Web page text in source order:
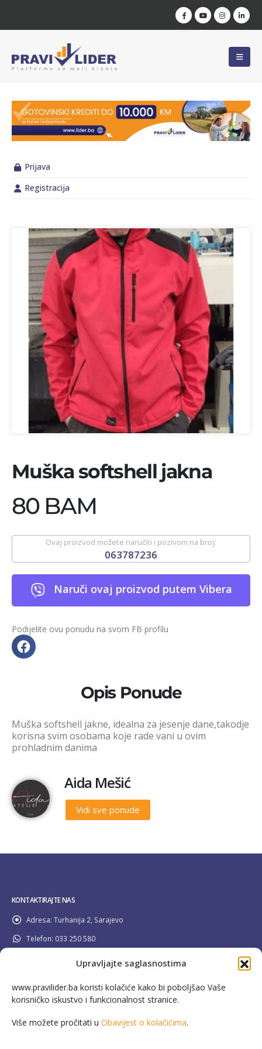
Upravljajte saglasnostima
www.pravilider.ba koristi kolačiće kako bi poboljšao Vaše
korisničko iskustvo i funkcionalnost stranice.
Više možete pročitati u Obavijest o kolačićima.
Prijava
Registracija
Muška softshell jakna
80 BAM
Ovaj proizvod možete naručiti i pozivom na broj:
063787236
Naruči ovaj proizvod putem Vibera
Podijelite ovu ponudu na svom FB profilu
Opis Ponude
Muška softshell jakne, idealna za jesenje dane,takodje
korisna svim osobama koje rade vani u ovim
prohladnim danima
Aida Mešić
Vidi sve ponude
KONTAKTIRAJTE NAS
Adresa: Turhanija 2, Sarajevo
Telefon: 033 250 580